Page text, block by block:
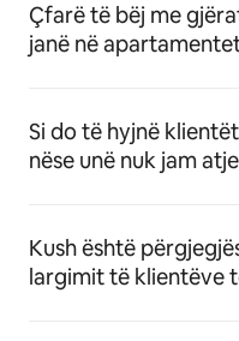
Çfarë të bëj me
janë në
Si do të hyjnë
nëse unë nuk jam
Kush është
largimit të klientëve